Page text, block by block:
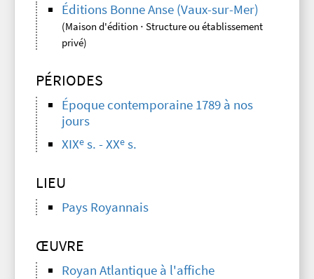
Éditions Bonne Anse (Vaux-sur-Mer)
(Maison d'édition ⋅ Structure ou établissement
privé)
PÉRIODES
Époque contemporaine 1789 à nos
jours
XIXe s. - XXe s.
LIEU
Pays Royannais
ŒUVRE
Royan Atlantique à l'affiche